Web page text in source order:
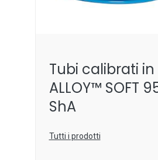
Tubi calibrati in
ALLOY™ SOFT
ShA
Tutti i prodotti